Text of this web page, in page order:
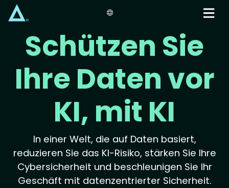
content
Schützen Sie
Ihre Daten vor
KI, mit KI
In einer Welt, die auf Daten basiert,
reduzieren Sie das KI-Risiko, stärken Sie Ihre
Cybersicherheit und beschleunigen Sie Ihr
Geschäft mit datenzentrierter Sicherheit.